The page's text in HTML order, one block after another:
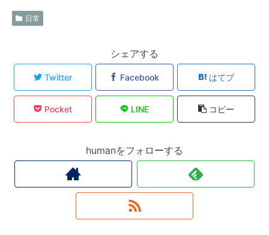
日常
シェアする
Twitter Facebook はてブ
Pocket LINE コピー
humanをフォローする